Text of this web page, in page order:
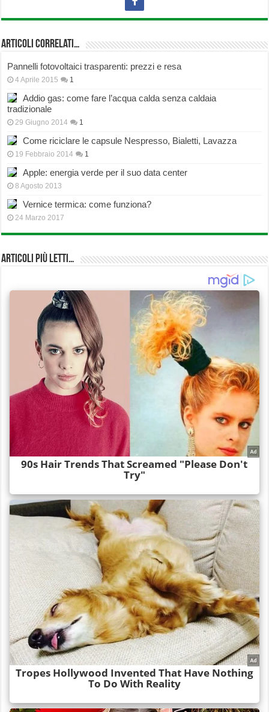
Articoli correlati…
Pannelli fotovoltaici trasparenti: prezzi e resa
4 Aprile 2015 1
Addio gas: come fare l’acqua calda senza caldaia
tradizionale
29 Giugno 2014 1
Come riciclare le capsule Nespresso, Bialetti, Lavazza
19 Febbraio 2014 1
Apple: energia verde per il suo data center
8 Agosto 2013
Vernice termica: come funziona?
24 Marzo 2017
Articoli più Letti…